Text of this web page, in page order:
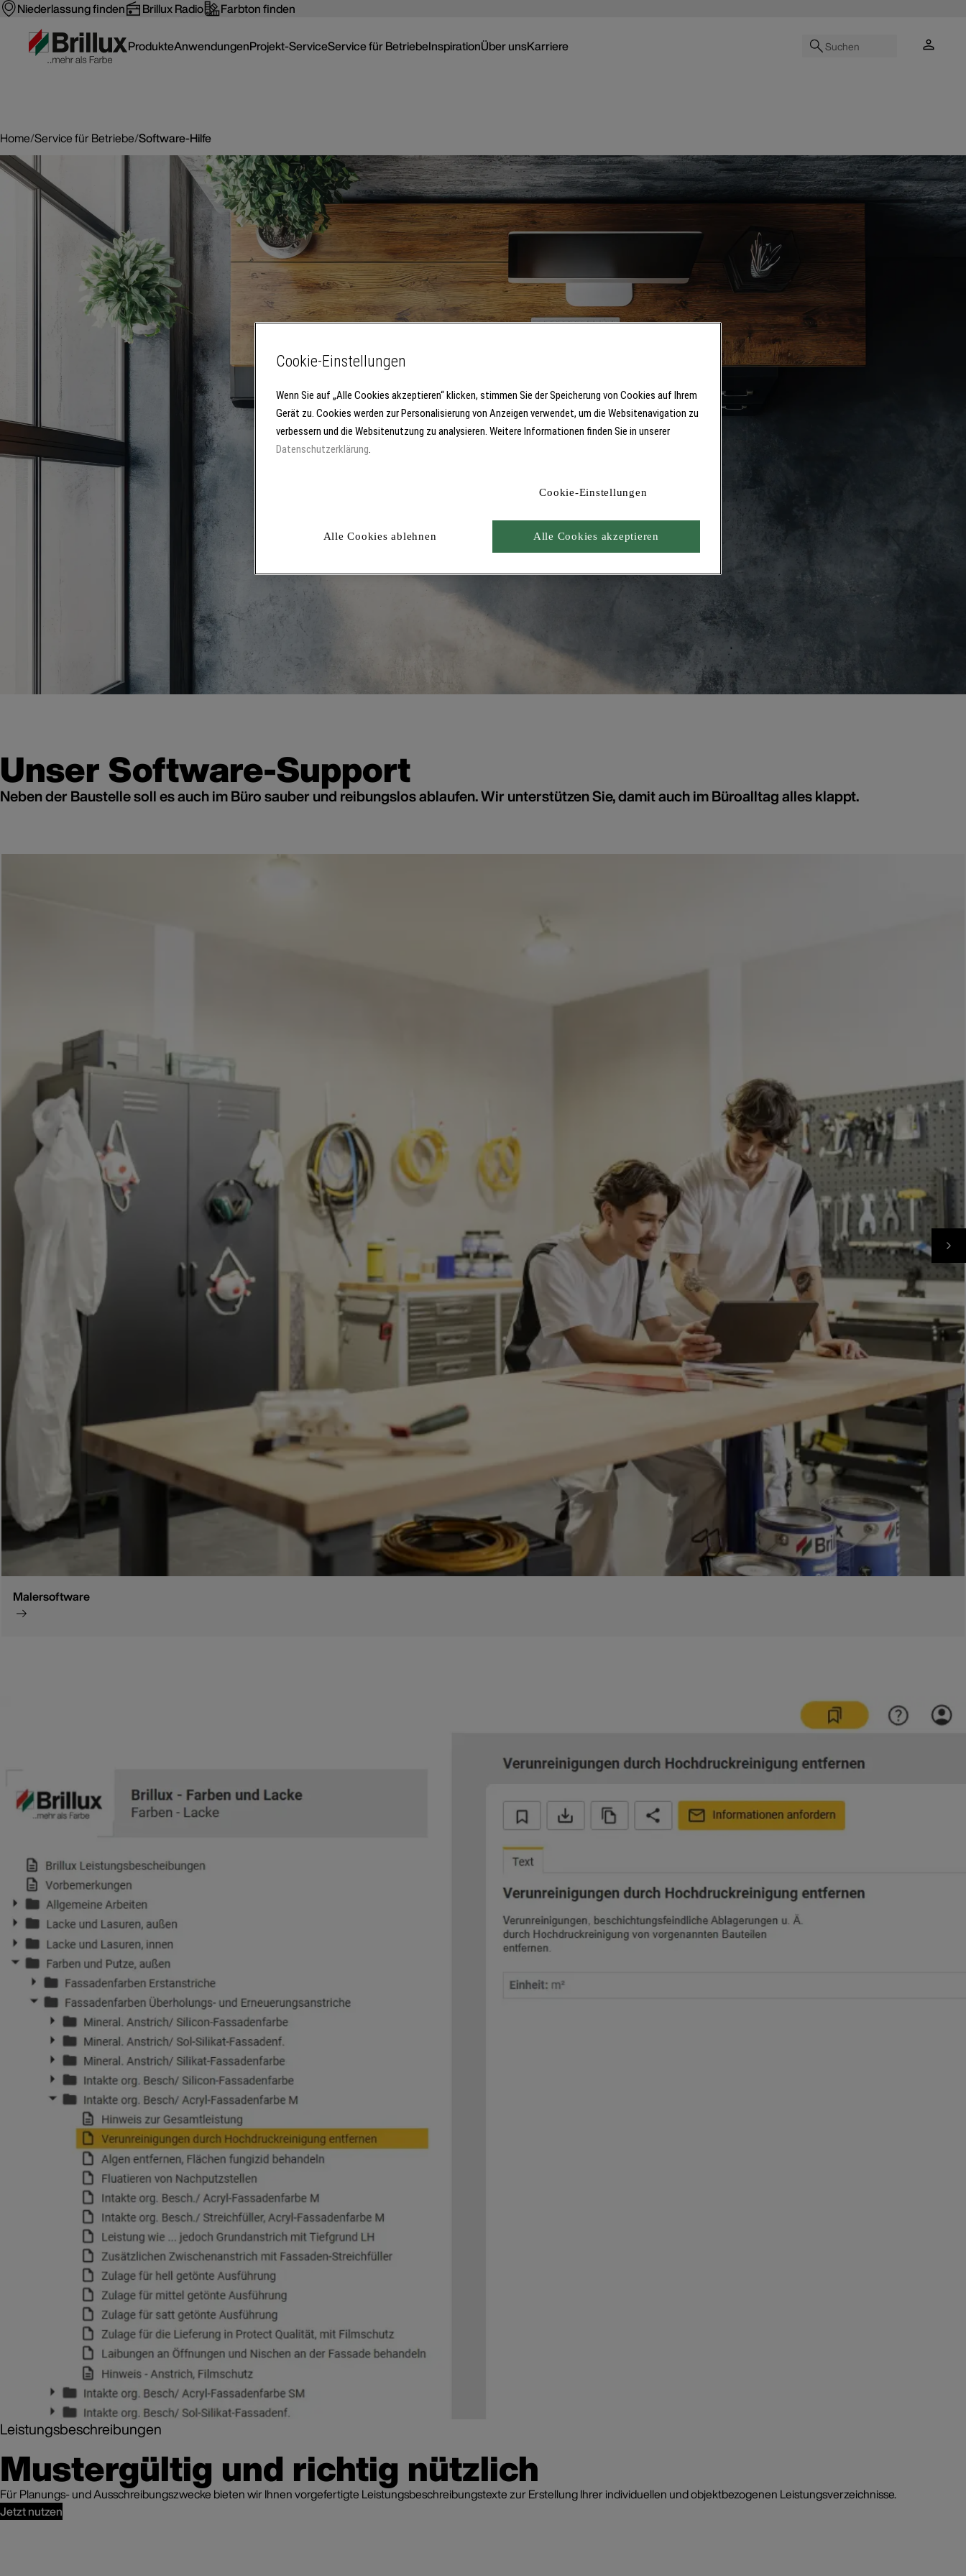
Niederlassung finden Brillux Radio Farbton finden
Suchen
ProdukteAnwendungenProjekt-ServiceService für BetriebeInspirationÜber unsKarriere
Home/Service für Betriebe/Software-Hilfe
Malersoftware
Unser Software-Support
Neben der Baustelle soll es auch im Büro sauber und reibungslos ablaufen. Wir unterstützen Sie, damit auch im Büroalltag alles klappt.
Malersoftware
Leistungsbeschreibungen
Mustergültig und richtig nützlich
Für Planungs- und Ausschreibungszwecke bieten wir Ihnen vorgefertigte Leistungsbeschreibungstexte zur Erstellung Ihrer individuellen und objektbezogenen Leistungsverzeichnisse.
Jetzt nutzen
Cookie-Einstellungen
Wenn Sie auf „Alle Cookies akzeptieren“ klicken, stimmen Sie der Speicherung von Cookies auf Ihrem
Gerät zu. Cookies werden zur Personalisierung von Anzeigen verwendet, um die Websitenavigation zu
verbessern und die Websitenutzung zu analysieren. Weitere Informationen finden Sie in unserer
Datenschutzerklärung.
Cookie-Einstellungen
Alle Cookies ablehnen Alle Cookies akzeptieren